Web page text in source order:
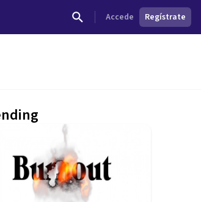
Accede Regístrate